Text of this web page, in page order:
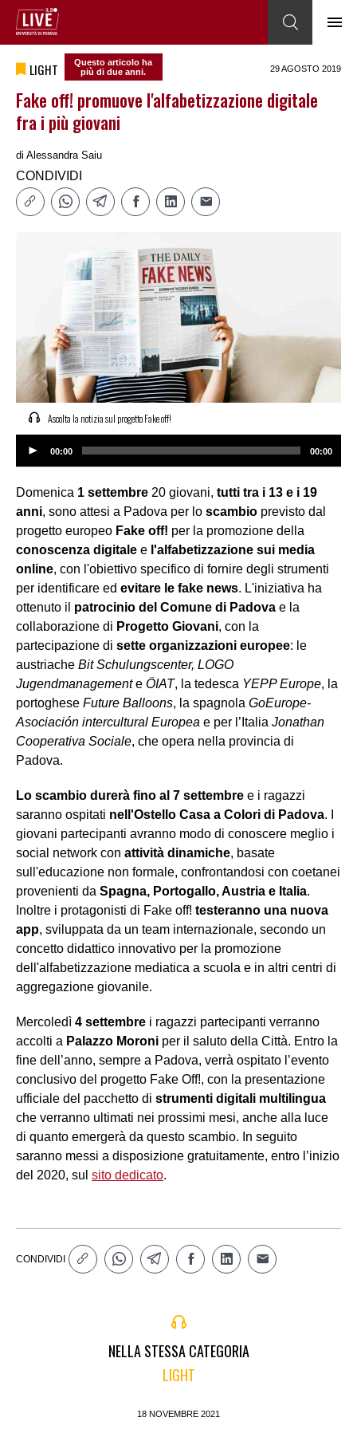
LIGHT
Questo articolo ha
più di due anni.
29 AGOSTO 2019
Fake off! promuove l'alfabetizzazione digitale
fra i più giovani
di Alessandra Saiu
CONDIVIDI
Ascolta la notizia sul progetto Fake off!
Player00:00 00:00
Domenica 1 settembre 20 giovani, tutti tra i 13 e i 19
anni, sono attesi a Padova per lo scambio previsto dal
progetto europeo Fake off! per la promozione della
conoscenza digitale e l'alfabetizzazione sui media
online, con l'obiettivo specifico di fornire degli strumenti
per identificare ed evitare le fake news. L'iniziativa ha
ottenuto il patrocinio del Comune di Padova e la
collaborazione di Progetto Giovani, con la
partecipazione di sette organizzazioni europee: le
austriache Bit Schulungscenter, LOGO
Jugendmanagemente ÖIAT, la tedesca YEPP Europe, la
portoghese Future Balloons, la spagnola GoEurope-
Asociación intercultural Europea e per l’Italia Jonathan
Cooperativa Sociale, che opera nella provincia di
Padova.
Lo scambio durerà fino al 7 settembre e i ragazzi
saranno ospitati nell'Ostello Casa a Colori di Padova. I
giovani partecipanti avranno modo di conoscere meglio i
social network con attività dinamiche, basate
sull'educazione non formale, confrontandosi con coetanei
provenienti da Spagna, Portogallo, Austria e Italia.
Inoltre i protagonisti di Fake off! testeranno una nuova
app, sviluppata da un team internazionale, secondo un
concetto didattico innovativo per la promozione
dell'alfabetizzazione mediatica a scuola e in altri centri di
aggregazione giovanile.
Mercoledì 4 settembre i ragazzi partecipanti verranno
accolti a Palazzo Moroni per il saluto della Città. Entro la
fine dell’anno, sempre a Padova, verrà ospitato l’evento
conclusivo del progetto Fake Off!, con la presentazione
ufficiale del pacchetto di strumenti digitali multilingua
che verranno ultimati nei prossimi mesi, anche alla luce
di quanto emergerà da questo scambio. In seguito
saranno messi a disposizione gratuitamente, entro l’inizio
del 2020, sul sito dedicato.
CONDIVIDI
NELLA STESSA CATEGORIA
LIGHT
18 NOVEMBRE 2021